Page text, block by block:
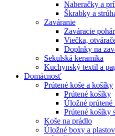
Naberačky a
Škrabky a
Zaváranie
Zaváracie
Viečka,
Doplnky na
Sekulská keramika
Kuchynský textil a
Domácnosť
Prútené koše a košíky
Prútené košíky
Úložné
Prútené košíky
Koše na prádlo
Úložné boxy a